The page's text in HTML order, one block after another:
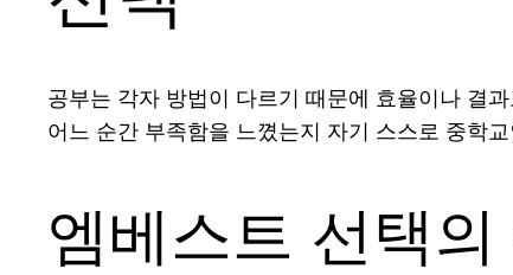
공부는 각자 방법이 다르기 때문에 효율이나 결
어느 순간 부족함을 느꼈는지 자기 스스로 중학
엠베스트 선택의